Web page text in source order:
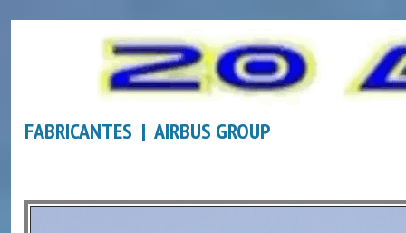
FABRICANTES | AIRBUS GROUP